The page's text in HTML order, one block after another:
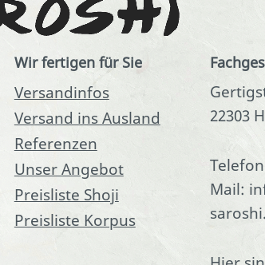
Wir fertigen für Sie
Versandinfos
Versand ins Ausland
Referenzen
Unser Angebot
Preisliste Shoji
Preisliste Korpus
22303
Mail: